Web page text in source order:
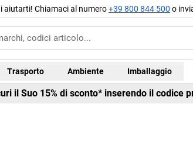
aiutarti! Chiamaci al numero+39 800 844 500 o
Trasporto Ambiente Imballaggio
il Suo 15% di sconto* inserendo il codice